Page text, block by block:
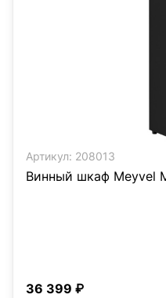
Артикул: 208013
Винный шкаф Meyvel
36 399 ₽